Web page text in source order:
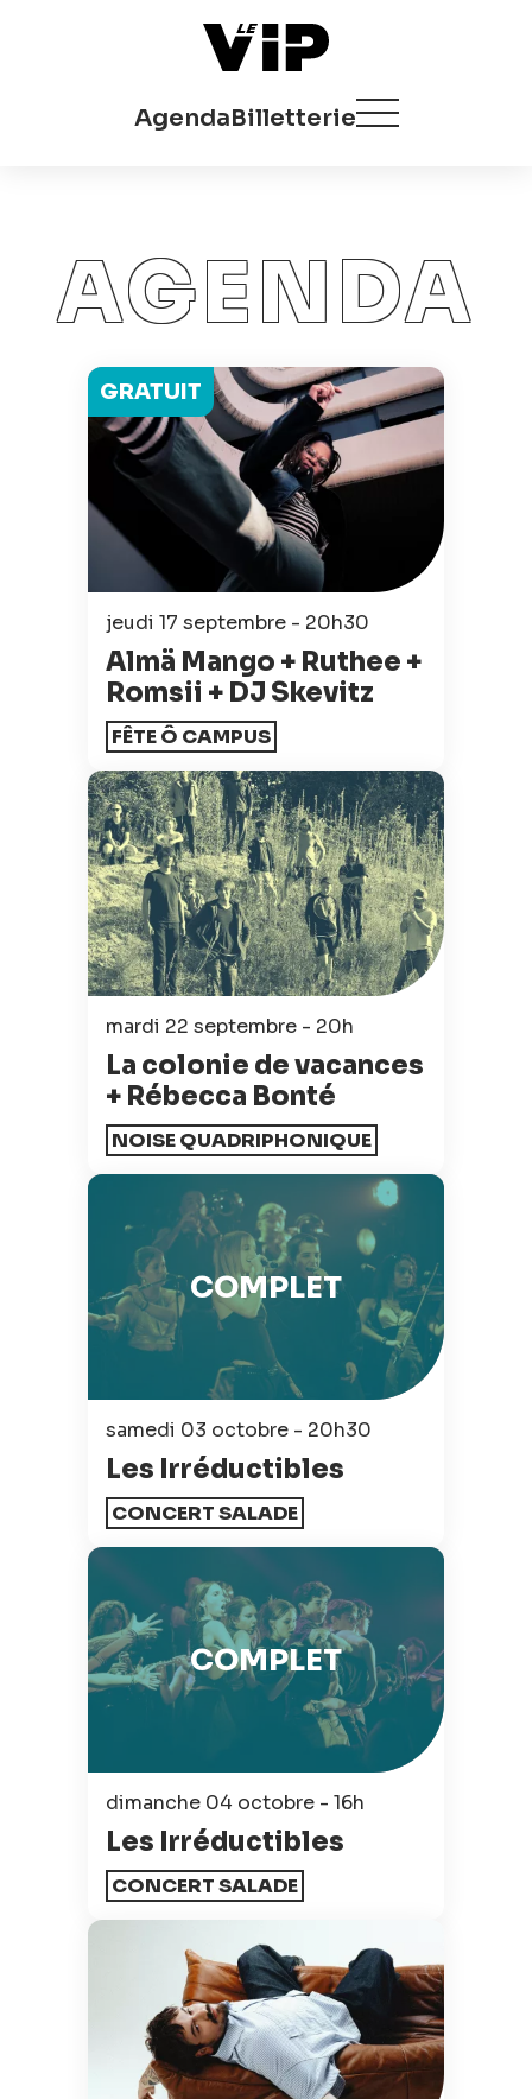
AgendaBilletterie
AGENDA
jeudi 17 septembre - 20h30
Almä Mango + Ruthee +
Romsii + DJ Skevitz
FÊTE Ô CAMPUS
GRATUIT
mardi 22 septembre - 20h
La colonie de vacances
+ Rébecca Bonté
NOISE QUADRIPHONIQUE
samedi 03 octobre - 20h30
Les Irréductibles
CONCERT SALADE
COMPLET
dimanche 04 octobre - 16h
Les Irréductibles
CONCERT SALADE
COMPLET